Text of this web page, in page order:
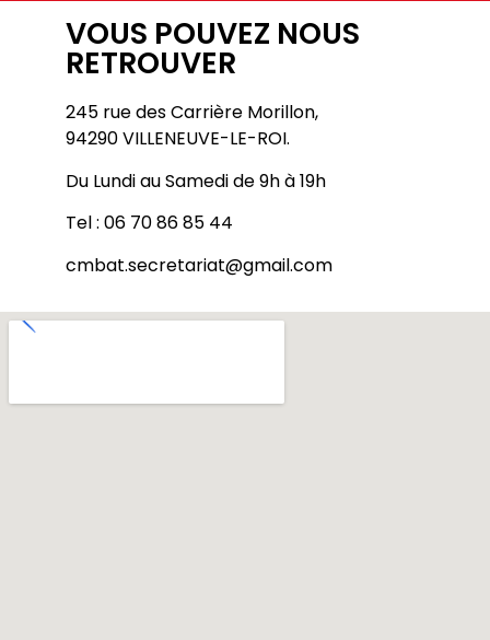
VOUS POUVEZ NOUS
RETROUVER
245 rue des Carrière Morillon,
94290 VILLENEUVE-LE-ROI.
Du Lundi au Samedi de 9h à 19h
Tel : 06 70 86 85 44
cmbat.secretariat@gmail.com